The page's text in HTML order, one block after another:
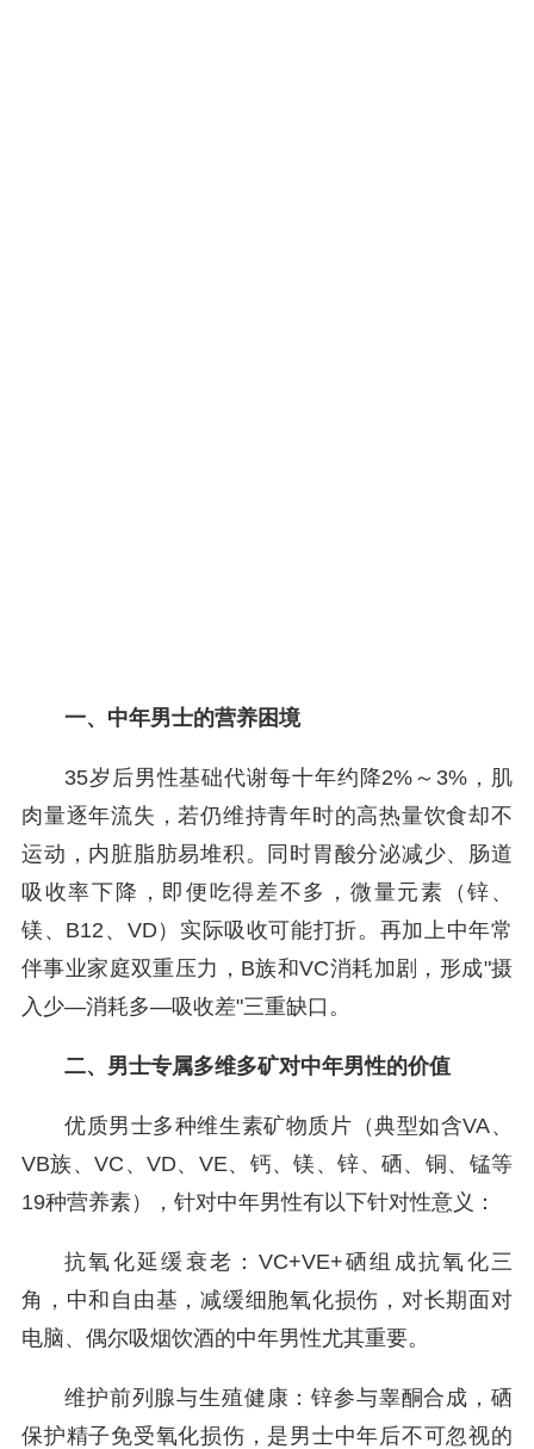
一、中年男士的营养困境
35岁后男性基础代谢每十年约降2%～3%，肌
肉量逐年流失，若仍维持青年时的高热量饮食却不
运动，内脏脂肪易堆积。同时胃酸分泌减少、肠道
吸收率下降，即便吃得差不多，微量元素（锌、
镁、B12、VD）实际吸收可能打折。再加上中年常
伴事业家庭双重压力，B族和VC消耗加剧，形成"摄
入少—消耗多—吸收差"三重缺口。
二、男士专属多维多矿对中年男性的价值
优质男士多种维生素矿物质片（典型如含VA、
VB族、VC、VD、VE、钙、镁、锌、硒、铜、锰等
19种营养素），针对中年男性有以下针对性意义：
抗氧化延缓衰老：VC+VE+硒组成抗氧化三
角，中和自由基，减缓细胞氧化损伤，对长期面对
电脑、偶尔吸烟饮酒的中年男性尤其重要。
维护前列腺与生殖健康：锌参与睾酮合成，硒
保护精子免受氧化损伤，是男士中年后不可忽视的